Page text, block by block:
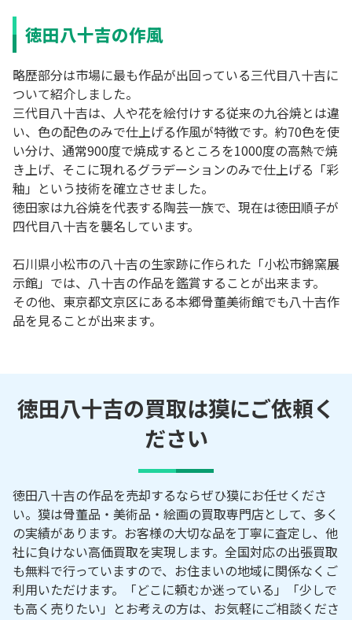
徳田八十吉の作風
略歴部分は市場に最も作品が出回っている三代目八十吉に
ついて紹介しました。
三代目八十吉は、人や花を絵付けする従来の九谷焼とは違
い、色の配色のみで仕上げる作風が特徴です。約70色を使
い分け、通常900度で焼成するところを1000度の高熱で焼
き上げ、そこに現れるグラデーションのみで仕上げる「彩
釉」という技術を確立させました。
徳田家は九谷焼を代表する陶芸一族で、現在は徳田順子が
四代目八十吉を襲名しています。
石川県小松市の八十吉の生家跡に作られた「小松市錦窯展
示館」では、八十吉の作品を鑑賞することが出来ます。
その他、東京都文京区にある本郷骨董美術館でも八十吉作
品を見ることが出来ます。
徳田八十吉の買取は獏にご依頼く
ださい
徳田八十吉の作品を売却するならぜひ獏にお任せくださ
い。獏は骨董品・美術品・絵画の買取専門店として、多く
の実績があります。お客様の大切な品を丁寧に査定し、他
社に負けない高価買取を実現します。全国対応の出張買取
も無料で行っていますので、お住まいの地域に関係なくご
利用いただけます。「どこに頼むか迷っている」「少しで
も高く売りたい」とお考えの方は、お気軽にご相談くださ